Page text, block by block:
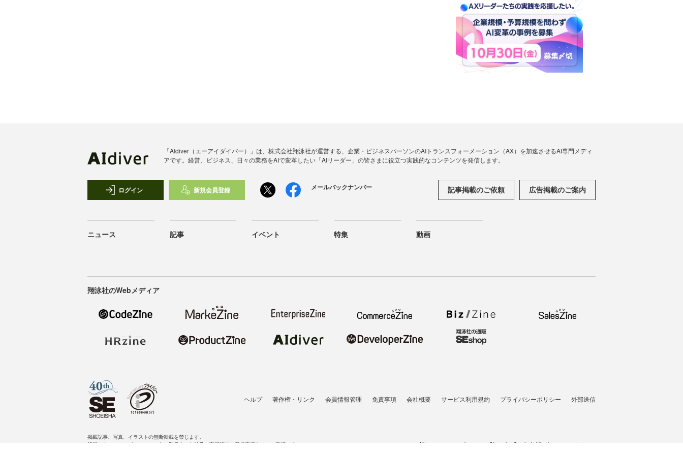
「AIdiver（エーアイダイバー）」は、株式会社翔泳社が運営する、企業・ビジネスパーソンのAIトランスフォーメーション（AX）を加速させるAI専門メディ
アです。経営、ビジネス、日々の業務をAIで変革したい「AIリーダー」の皆さまに役立つ実践的なコンテンツを発信します。
ログイン 新規会員登録 メールバックナンバー 記事掲載のご依頼 広告掲載のご案内
ニュース 記事 イベント 特集 動画
翔泳社のWebメディア
ヘルプ 著作権・リンク 会員情報管理 免責事項 会社概要 サービス利用規約 プライバシーポリシー 外部送信
掲載記事、写真、イラストの無断転載を禁じます。
記載されているロゴ、システム名、製品名は各社及び商標権者の登録商標あるいは商標です。
All contents copyright © 2026 Shoeisha Co., Ltd. All rights reserved. ver.1.5